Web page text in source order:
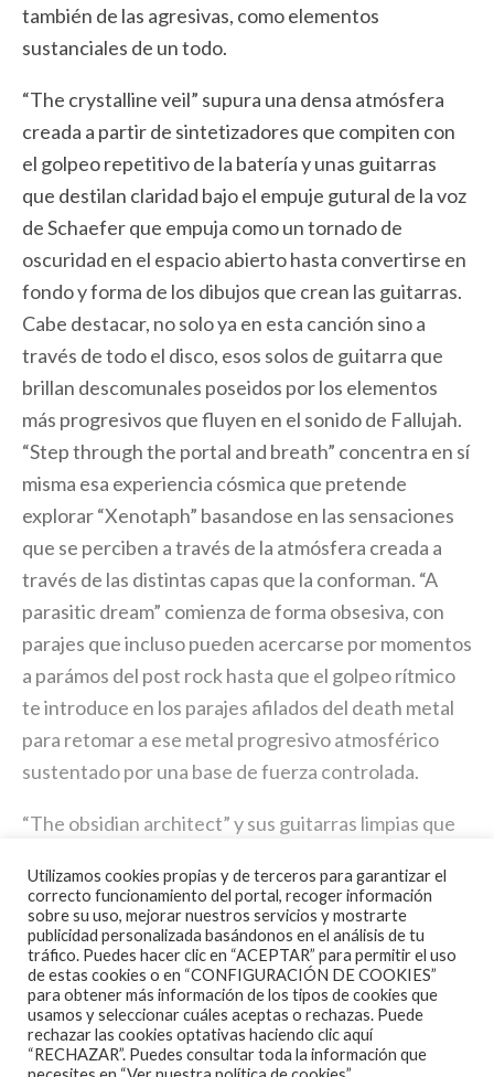
también de las agresivas, como elementos
sustanciales de un todo.
“The crystalline veil” supura una densa atmósfera
creada a partir de sintetizadores que compiten con
el golpeo repetitivo de la batería y unas guitarras
que destilan claridad bajo el empuje gutural de la voz
de Schaefer que empuja como un tornado de
oscuridad en el espacio abierto hasta convertirse en
fondo y forma de los dibujos que crean las guitarras.
Cabe destacar, no solo ya en esta canción sino a
través de todo el disco, esos solos de guitarra que
brillan descomunales poseidos por los elementos
más progresivos que fluyen en el sonido de Fallujah.
“Step through the portal and breath” concentra en sí
misma esa experiencia cósmica que pretende
explorar “Xenotaph” basandose en las sensaciones
que se perciben a través de la atmósfera creada a
través de las distintas capas que la conforman. “A
parasitic dream” comienza de forma obsesiva, con
parajes que incluso pueden acercarse por momentos
a parámos del post rock hasta que el golpeo rítmico
te introduce en los parajes afilados del death metal
para retomar a ese metal progresivo atmosférico
sustentado por una base de fuerza controlada.
“The obsidian architect” y sus guitarras limpias que
donde se atrincheran las posiciones más progresivas
antes de ser asaltadas por el vigor tortuoso del
death metal de baterías fijadas y marcadas como
segmentos de latigazos que golpean rítmicamente y
una nueva demostración vocal capaz de variar
registros sin perder la necesaria “uniformidad”, sólo
Utilizamos cookies propias y de terceros para garantizar el
correcto funcionamiento del portal, recoger información
sobre su uso, mejorar nuestros servicios y mostrarte
publicidad personalizada basándonos en el análisis de tu
tráfico. Puedes hacer clic en “ACEPTAR” para permitir el uso
de estas cookies o en “CONFIGURACIÓN DE COOKIES”
para obtener más información de los tipos de cookies que
usamos y seleccionar cuáles aceptas o rechazas. Puede
rechazar las cookies optativas haciendo clic aquí
“RECHAZAR”. Puedes consultar toda la información que